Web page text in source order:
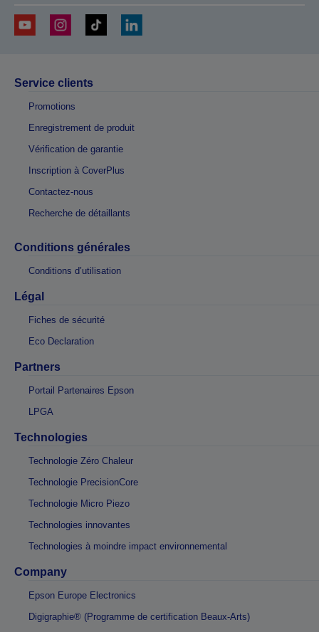
Service clients
Promotions
Enregistrement de produit
Vérification de garantie
Inscription à CoverPlus
Contactez-nous
Recherche de détaillants
Conditions générales
Conditions d’utilisation
Légal
Fiches de sécurité
Eco Declaration
Partners
Portail Partenaires Epson
LPGA
Technologies
Technologie Zéro Chaleur
Technologie PrecisionCore
Technologie Micro Piezo
Technologies innovantes
Technologies à moindre impact environnemental
Company
Epson Europe Electronics
Digigraphie® (Programme de certification Beaux-Arts)